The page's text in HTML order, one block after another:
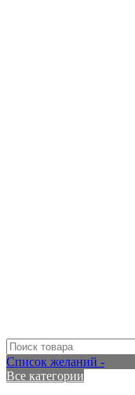
Список желаний -
Все категории